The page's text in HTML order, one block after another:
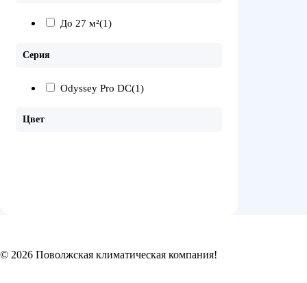
До 27 м²(1)
Серия
Odyssey Pro DC(1)
Цвет
© 2026 Поволжская климатическая компания!